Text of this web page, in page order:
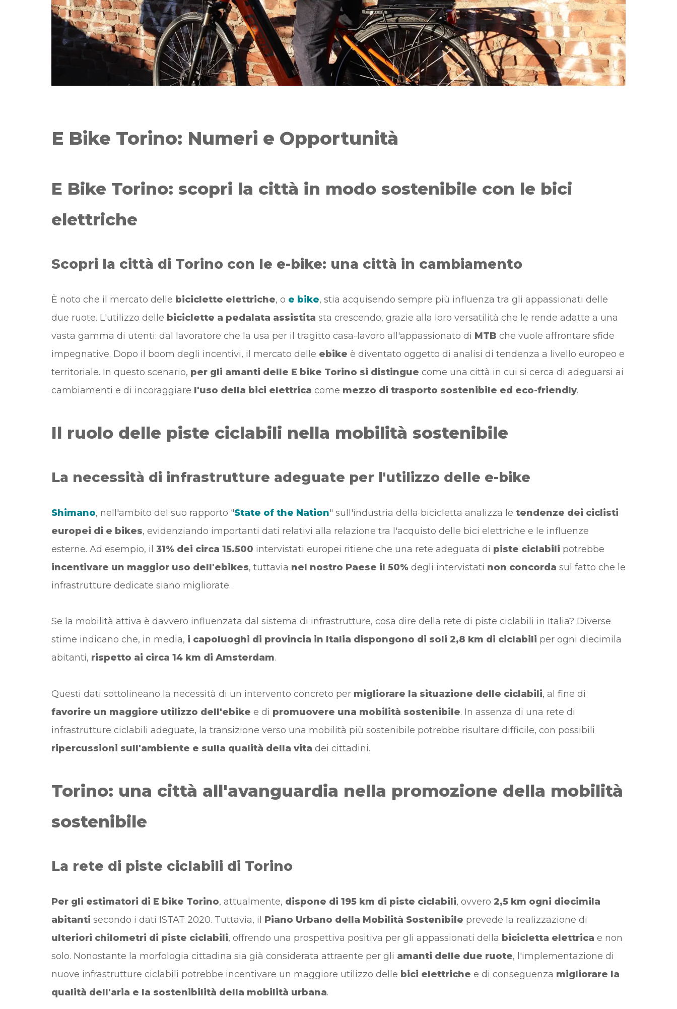
E Bike Torino: Numeri e Opportunità
E Bike Torino: scopri la città in modo sostenibile con le bici
elettriche
Scopri la città di Torino con le e-bike: una città in cambiamento
È noto che il mercato delle biciclette elettriche, o e bike, stia acquisendo sempre più influenza tra gli appassionati delle
due ruote. L'utilizzo delle biciclette a pedalata assistita sta crescendo, grazie alla loro versatilità che le rende adatte a una
vasta gamma di utenti: dal lavoratore che la usa per il tragitto casa-lavoro all'appassionato di MTB che vuole affrontare sfide
impegnative. Dopo il boom degli incentivi, il mercato delle ebike è diventato oggetto di analisi di tendenza a livello europeo e
territoriale. In questo scenario, per gli amanti delle E bike Torino si distingue come una città in cui si cerca di adeguarsi ai
cambiamenti e di incoraggiare l'uso della bici elettrica come mezzo di trasporto sostenibile ed eco-friendly.
Il ruolo delle piste ciclabili nella mobilità sostenibile
La necessità di infrastrutture adeguate per l'utilizzo delle e-bike
Shimano, nell'ambito del suo rapporto "State of the Nation" sull'industria della bicicletta analizza le tendenze dei ciclisti
europei di e bikes, evidenziando importanti dati relativi alla relazione tra l'acquisto delle bici elettriche e le influenze
esterne. Ad esempio, il 31% dei circa 15.500 intervistati europei ritiene che una rete adeguata di piste ciclabili potrebbe
incentivare un maggior uso dell'ebikes, tuttavia nel nostro Paese il 50% degli intervistati non concorda sul fatto che le
infrastrutture dedicate siano migliorate.
Se la mobilità attiva è davvero influenzata dal sistema di infrastrutture, cosa dire della rete di piste ciclabili in Italia? Diverse
stime indicano che, in media, i capoluoghi di provincia in Italia dispongono di soli 2,8 km di ciclabili per ogni diecimila
abitanti, rispetto ai circa 14 km di Amsterdam.
Questi dati sottolineano la necessità di un intervento concreto per migliorare la situazione delle ciclabili, al fine di
favorire un maggiore utilizzo dell'ebike e di promuovere una mobilità sostenibile. In assenza di una rete di
infrastrutture ciclabili adeguate, la transizione verso una mobilità più sostenibile potrebbe risultare difficile, con possibili
ripercussioni sull'ambiente e sulla qualità della vita dei cittadini.
Torino: una città all'avanguardia nella promozione della mobilità
sostenibile
La rete di piste ciclabili di Torino
Per gli estimatori di E bike Torino, attualmente, dispone di 195 km di piste ciclabili, ovvero 2,5 km ogni diecimila
abitanti secondo i dati ISTAT 2020. Tuttavia, il Piano Urbano della Mobilità Sostenibile prevede la realizzazione di
ulteriori chilometri di piste ciclabili, offrendo una prospettiva positiva per gli appassionati della bicicletta elettrica e non
solo. Nonostante la morfologia cittadina sia già considerata attraente per gli amanti delle due ruote, l'implementazione di
nuove infrastrutture ciclabili potrebbe incentivare un maggiore utilizzo delle bici elettriche e di conseguenza migliorare la
qualità dell'aria e la sostenibilità della mobilità urbana.